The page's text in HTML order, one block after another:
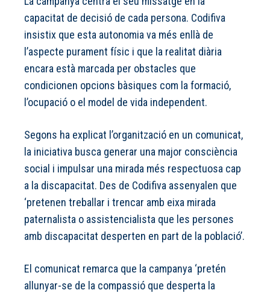
capacitat de decisió de cada persona. Codifiva
insistix que esta autonomia va més enllà de
l’aspecte purament físic i que la realitat diària
encara està marcada per obstacles que
condicionen opcions bàsiques com la formació,
l’ocupació o el model de vida independent.
Segons ha explicat l’organització en un comunicat,
la iniciativa busca generar una major consciència
social i impulsar una mirada més respectuosa cap
a la discapacitat. Des de Codifiva assenyalen que
‘pretenen treballar i trencar amb eixa mirada
paternalista o assistencialista que les persones
amb discapacitat desperten en part de la població’.
El comunicat remarca que la campanya ‘pretén
allunyar-se de la compassió que desperta la